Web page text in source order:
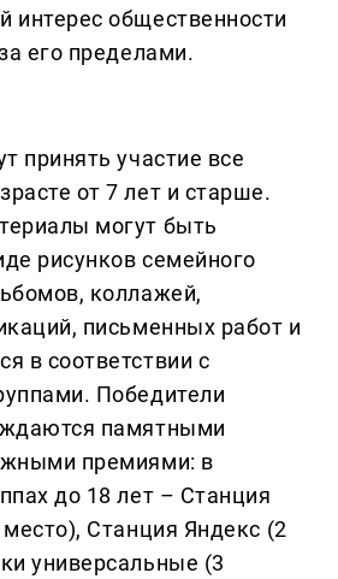
интерес общественности
его пределами.
принять участие все
от 7 лет и старше.
могут быть
рисунков семейного
коллажей,
письменных работ и
в соответствии с
Победители
памятными
премиями: в
до 18 лет – Станция
Станция Яндекс (2
универсальные (3